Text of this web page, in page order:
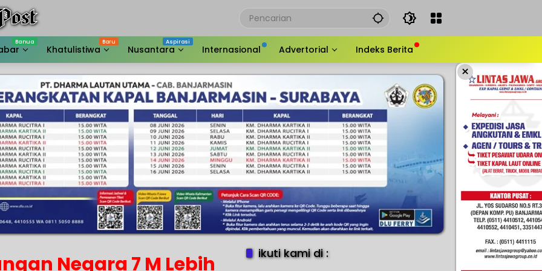
Khatulistiwa Nusantara Internasional Advertorial Indeks Berita
×
Negara 7 M Lebih ikuti kami di :